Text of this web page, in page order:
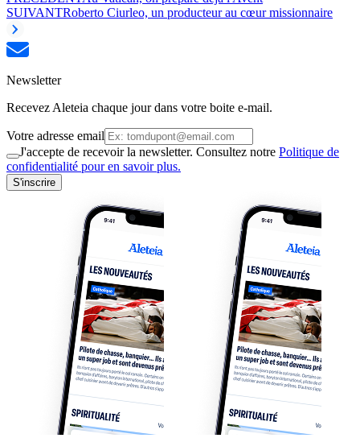
SUIVANTRoberto Ciurleo, un producteur au cœur missionnaire
Newsletter
Recevez Aleteia chaque jour dans votre boite e-mail.
Votre adresse email
J'accepte de recevoir la newsletter. Consultez notre Politique de
confidentialité pour en savoir plus.
S'inscrire